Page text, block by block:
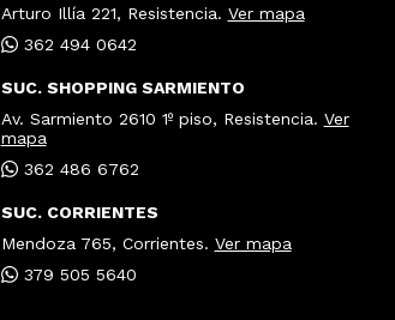
Arturo Illía 221, Resistencia. Ver mapa
362 494 0642
SUC. SHOPPING SARMIENTO
Av. Sarmiento 2610 1º piso, Resistencia. Ver
mapa
362 486 6762
SUC. CORRIENTES
Mendoza 765, Corrientes. Ver mapa
379 505 5640